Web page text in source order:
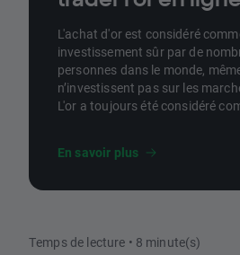
L'achat d'or est considéré
investissement sûr par de
personnes dans le monde,
n’investissent pas sur les
L'or a toujours été considéré
a créé diverses façons
fondamentaux de
En savoir plus
Temps de lecture • 8 minute(s)